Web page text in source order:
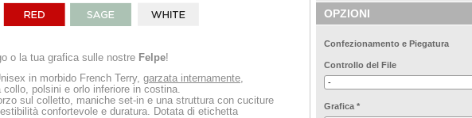
o la tua grafica sulle nostre Felpe!
in morbido French Terry, garzata internamente
polsini e orlo inferiore in costina.
sul colletto, maniche set-in e una struttura con cuciture
confortevole e duratura. Dotata di etichetta
OPZIONI
Confezionamento e Piegatura
Controllo del File
Grafica *